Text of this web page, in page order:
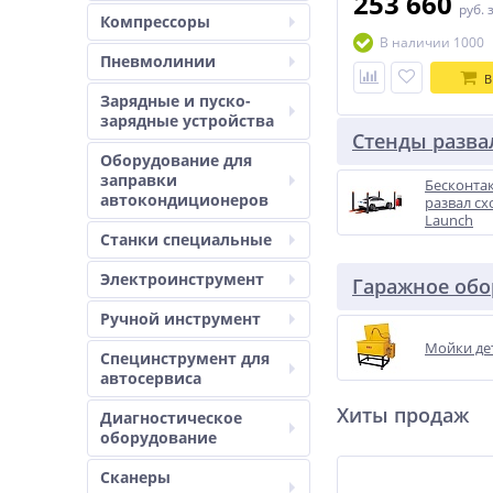
Компрессоры
Пневмолинии
Зарядные и пуско-
зарядные устройства
Оборудование для
заправки
автокондиционеров
Станки специальные
Электроинструмент
Ручной инструмент
Специнструмент для
автосервиса
Диагностическое
оборудование
Сканеры
руб.
В наличии 1000
Стенды
развал
Launch
Гаражное
Мойки
Хиты продаж